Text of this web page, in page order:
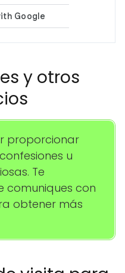
y otros
proporcionar
u
Te
comuniques con
obtener más